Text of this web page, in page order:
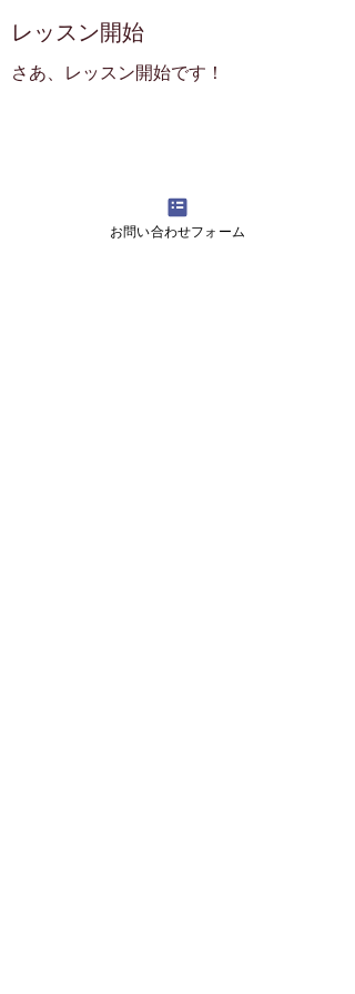
レッスン開始
さあ、レッスン開始です！
06
お問い合わせフォーム